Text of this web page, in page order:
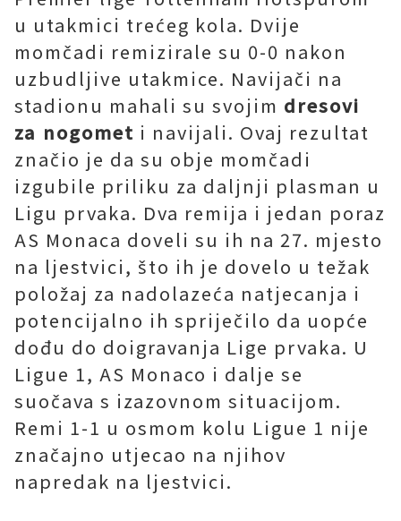
u utakmici trećeg kola. Dvije
momčadi remizirale su 0-0 nakon
uzbudljive utakmice. Navijači na
stadionu mahali su svojim dresovi
za nogomet i navijali. Ovaj rezultat
značio je da su obje momčadi
izgubile priliku za daljnji plasman u
Ligu prvaka. Dva remija i jedan poraz
AS Monaca doveli su ih na 27. mjesto
na ljestvici, što ih je dovelo u težak
položaj za nadolazeća natjecanja i
potencijalno ih spriječilo da uopće
dođu do doigravanja Lige prvaka. U
Ligue 1, AS Monaco i dalje se
suočava s izazovnom situacijom.
Remi 1-1 u osmom kolu Ligue 1 nije
značajno utjecao na njihov
napredak na ljestvici.